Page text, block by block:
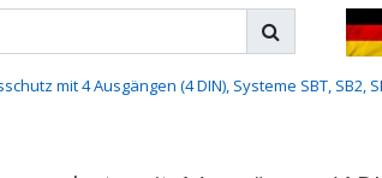
mit 4 Ausgängen (4 DIN), Systeme SBT, SB2,